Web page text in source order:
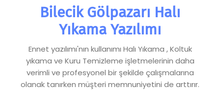
Bilecik Gölpazarı Halı
Yıkama Yazılımı
Ennet yazılımı'nın kullanımı Halı Yıkama , Koltuk
yıkama ve Kuru Temizleme işletmelerinin daha
verimli ve profesyonel bir şekilde çalışmalarına
olanak tanırken müşteri memnuniyetini de arttırır.